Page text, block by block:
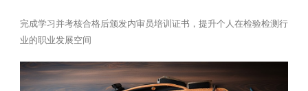
完成学习并考核合格后颁发内审员培训证书，提升个人在检验检测行
业的职业发展空间